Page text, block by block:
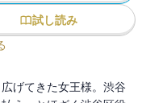
試し読み
げてきた女王様。渋谷